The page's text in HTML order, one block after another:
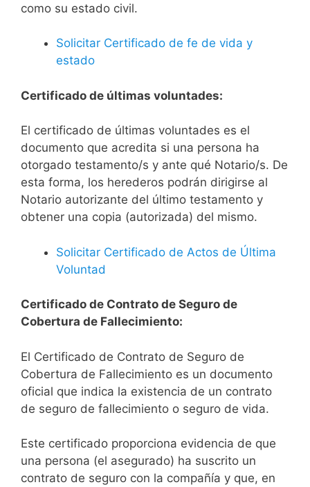
como su estado civil.
Solicitar Certificado de fe de vida y
estado
Certificado de últimas voluntades:
El certificado de últimas voluntades es el
documento que acredita si una persona ha
otorgado testamento/s y ante qué Notario/s. De
esta forma, los herederos podrán dirigirse al
Notario autorizante del último testamento y
obtener una copia (autorizada) del mismo.
Solicitar Certificado de Actos de Última
Voluntad
Certificado de Contrato de Seguro de
Cobertura de Fallecimiento:
El Certificado de Contrato de Seguro de
Cobertura de Fallecimiento es un documento
oficial que indica la existencia de un contrato
de seguro de fallecimiento o seguro de vida.
Este certificado proporciona evidencia de que
una persona (el asegurado) ha suscrito un
contrato de seguro con la compañía y que, en